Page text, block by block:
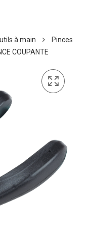
à main
Pinces
COUPANTE